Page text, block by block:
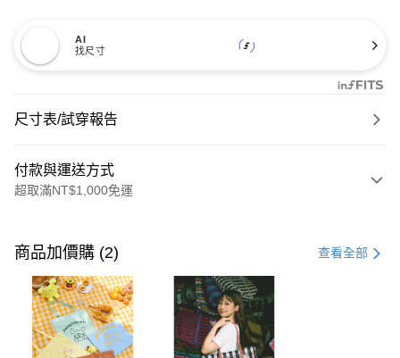
AI
找尺寸
尺寸表/試穿報告
付款與運送方式
超取滿NT$1,000免運
信用卡一次付款
購物金
超商取貨付款
LINE Pay
商品加價購 (2) 查看全部